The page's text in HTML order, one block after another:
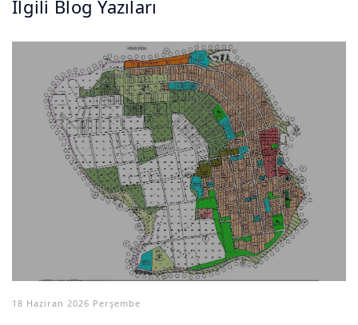
İlgili Blog Yazıları
18 Haziran 2026 Perşembe